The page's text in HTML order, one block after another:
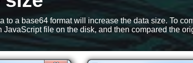
to a base64 format will increase the data size. To
file on the disk, and then compared the